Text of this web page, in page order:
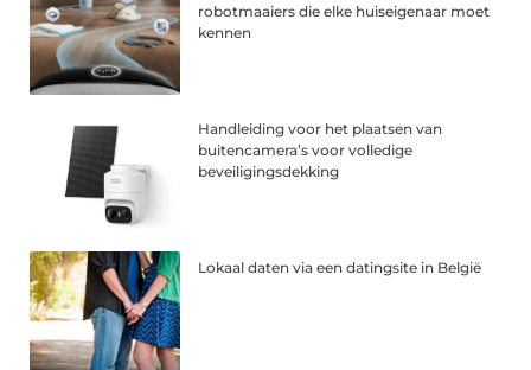
robotmaaiers die elke huiseigenaar moet
kennen
Handleiding voor het plaatsen van
buitencamera’s voor volledige
beveiligingsdekking
Lokaal daten via een datingsite in België